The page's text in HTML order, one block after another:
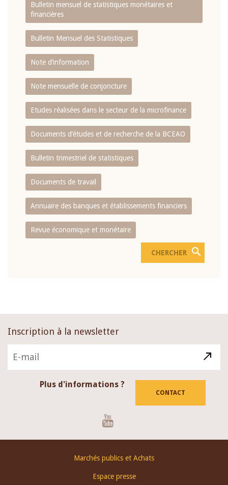
Bulletin mensuel de statistiques monétaires et
financières
Bulletin Mensuel des Statistiques
Note d’information
Note mensuelle de conjoncture
Etudes réalisées dans le secteur de la microfinance
Documents d’études et de recherche de la BCEAO
Bulletin trimestriel de statistiques
Documents de travail
Annuaire des banques et établissements financiers
Revue économique et monétaire
Inscription à la newsletter
Plus d'informations ?
CONTACT
Marchés publics et Achats
Espace presse